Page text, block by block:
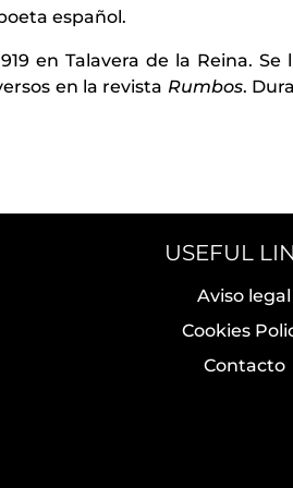
español.
en Talavera de la Reina.
en la revista Rumbos.
USEFUL
Aviso legal
Cookies
Contacto